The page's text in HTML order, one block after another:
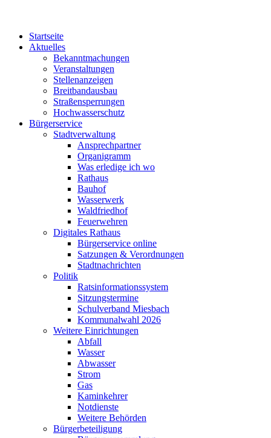
Startseite
Aktuelles
Bekanntmachungen
Veranstaltungen
Stellenanzeigen
Breitbandausbau
Straßensperrungen
Hochwasserschutz
Bürgerservice
Stadtverwaltung
Ansprechpartner
Organigramm
Was erledige ich wo
Rathaus
Bauhof
Wasserwerk
Waldfriedhof
Feuerwehren
Digitales Rathaus
Bürgerservice online
Satzungen & Verordnungen
Stadtnachrichten
Politik
Ratsinformationssystem
Sitzungstermine
Schulverband Miesbach
Kommunalwahl 2026
Weitere Einrichtungen
Abfall
Wasser
Abwasser
Strom
Gas
Kaminkehrer
Notdienste
Weitere Behörden
Bürgerbeteiligung